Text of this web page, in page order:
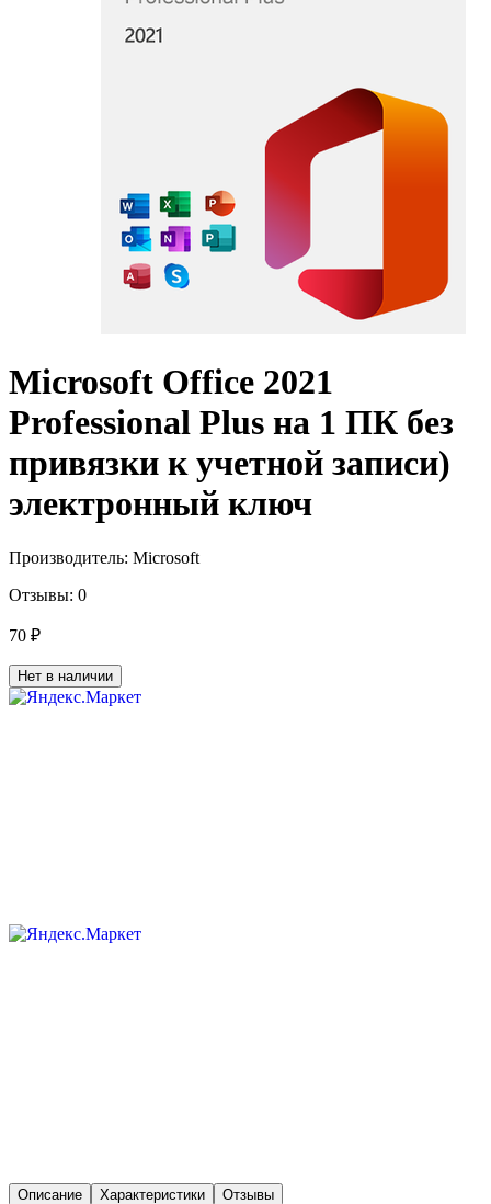
Microsoft Office 2021
Professional Plus на 1 ПК без
привязки к учетной записи)
электронный ключ
Производитель: Microsoft
Отзывы: 0
70 ₽
Нет в наличии
Описание Характеристики Отзывы